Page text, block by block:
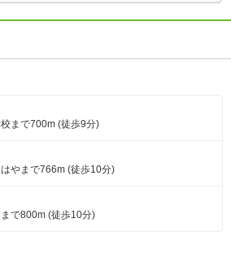
まで700m (徒歩9分)
やまで766m (徒歩10分)
で800m (徒歩10分)